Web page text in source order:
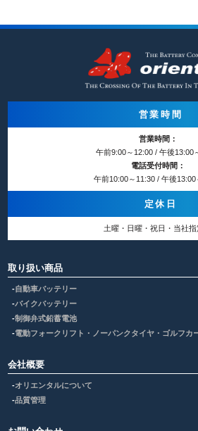
営業時間
営業時間：
午前9:00～12:00 / 午後13:00
電話受付時間：
午前10:00～11:30 / 午後13:00
定休日
土曜・日曜・祝日・当社指
取り扱い商品
自動車バッテリー
バイクバッテリー
制御弁式鉛蓄電池
電動フォークリフト・ノーパンクタイヤ・ゴルフカ
会社概要
オリエンタルについて
品質管理